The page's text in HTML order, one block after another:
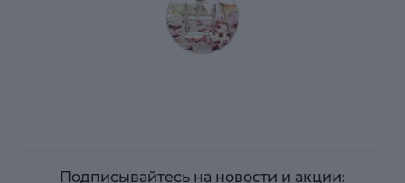
Подписывайтесь на новости и акции: